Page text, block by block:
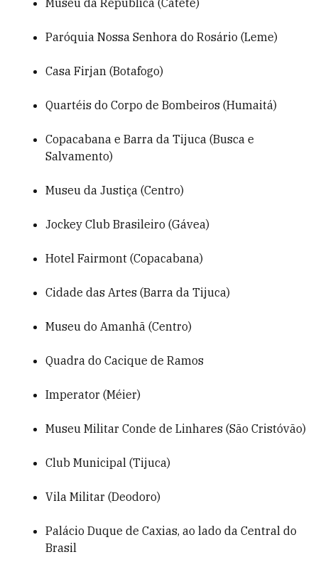
Museu da República (Catete)
Paróquia Nossa Senhora do Rosário (Leme)
Casa Firjan (Botafogo)
Quartéis do Corpo de Bombeiros (Humaitá)
Copacabana e Barra da Tijuca (Busca e
Salvamento)
Museu da Justiça (Centro)
Jockey Club Brasileiro (Gávea)
Hotel Fairmont (Copacabana)
Cidade das Artes (Barra da Tijuca)
Museu do Amanhã (Centro)
Quadra do Cacique de Ramos
Imperator (Méier)
Museu Militar Conde de Linhares (São Cristóvão)
Club Municipal (Tijuca)
Vila Militar (Deodoro)
Palácio Duque de Caxias, ao lado da Central do
Brasil